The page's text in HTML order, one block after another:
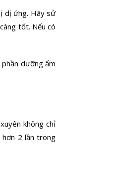
dị ứng. Hãy sử
tốt. Nếu có
phần dưỡng ẩm
không chỉ
hơn 2 lần trong